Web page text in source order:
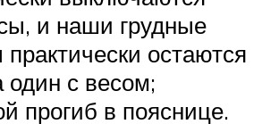
и наши грудные
остаются
один с весом;
прогиб в пояснице.